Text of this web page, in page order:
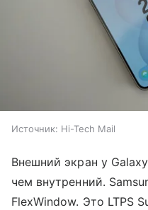
Источник: Hi-Tech Mail
Внешний экран у
чем внутренний.
FlexWindow. Это LTPS